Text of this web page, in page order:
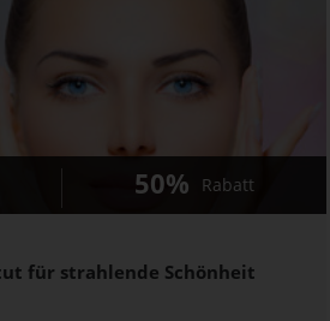
für strahlende Schönheit
50% Rabatt